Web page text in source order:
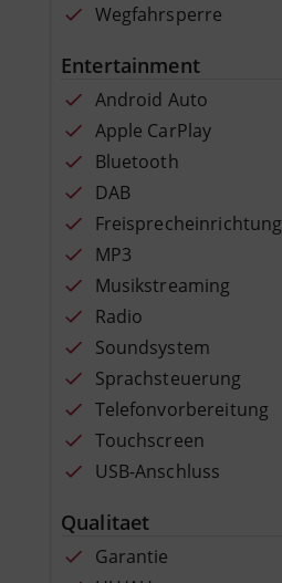
Wegfahrsperre
Entertainment
Android Auto
Apple CarPlay
Bluetooth
DAB
Freisprecheinrichtung
MP3
Musikstreaming
Radio
Soundsystem
Sprachsteuerung
Telefonvorbereitung
Touchscreen
USB-Anschluss
Qualitaet
Garantie